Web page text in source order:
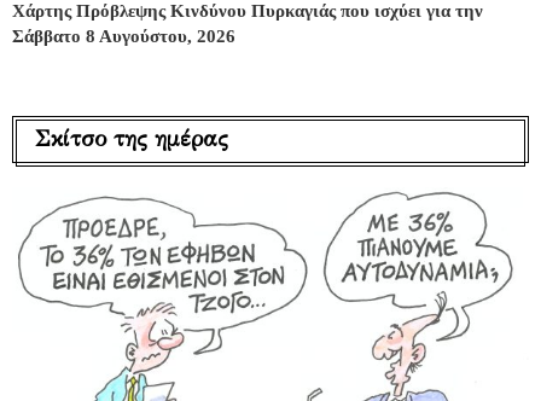
Χάρτης Πρόβλεψης Κινδύνου Πυρκαγιάς που ισχύει για την
Σάββατο 8 Αυγούστου, 2026
Σκίτσο της ημέρας